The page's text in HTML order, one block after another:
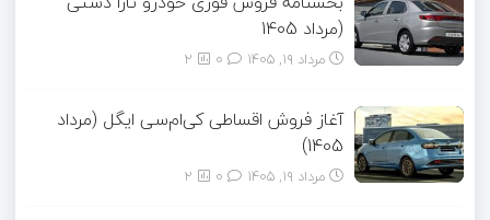
(مرداد 1405
مرداد ۱۹, ۱۴۰۵ 2
آغاز فروش اقساطی کی‌ام‌سی ایگل (مرداد
1405)
مرداد ۱۹, ۱۴۰۵ 2